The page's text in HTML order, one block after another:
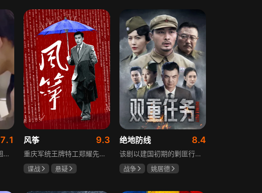
7.1
该剧讲述邻家小弟江之旭留学归来，竟成了夏千星的顶头上司。从小管着江之旭、事事压他一头的夏千星无法接受，两人互不服气，在公司内外明争暗斗。江之旭借职位刁难夏千星，夏千星则用姐姐身份压制他，然而夏千星不知道，江之旭拼尽全力坐上这个位子，就是为了陪在她身边保护她。
风筝 9.3
重庆军统王牌特工郑耀先实为潜伏的中共特工“风筝”，上线牺牲后他与组织失联，解放后化名周志乾继续提供情报。身份证实后他仍协助破获特务案，三十年情报生涯中他遭敌人追杀、妻离子散，为国家牺牲是他的人生价值。
谍战
悬疑
绝地防线 8.4
该剧以建国初期的剿匪行动为背景，讲述中国人民解放军西线小分队追击黑山寺国民党残部的故事。小分队在执行任务过程中，严格遵照上级指示，既要完成军事目标，又全力保护沿途百姓的生命财产安全，同时对残部人员采取劝降与救治相结合的策略。最终，小分队成功控制了区域内的疫情，救出了愿意投诚的士兵，圆满完成了剿匪解救任务，展现了解放军的优良作风与使命担当。
战争
姚居德